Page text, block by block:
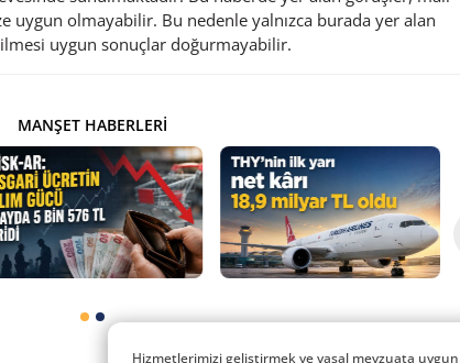
olmayabilir. Bu nedenle yalnızca burada yer alan
uygun sonuçlar doğurmayabilir.
MANŞET HABERLERI
Hizmetlerimizi geliştirmek ve yasal mevzuata uygun